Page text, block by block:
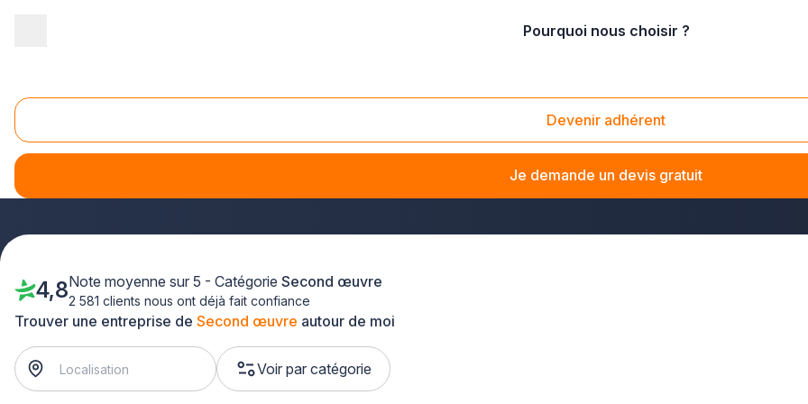
Pourquoi nous choisir ?
Devenir adhérent
Je demande un devis gratuit
Second oeuvre Manche (50)
Vous recherchez des professionnels qualifiés pour vostravaux de second œuvre dans la Manche? La solution Plus
œuvre de confiance près de chez vous.Que vous rénoviez votre maison ou aménagez un nouvel espace, notre
département pour transformer vos projets en réalité.
Trouver une entreprise de Second œuvre autour de moi
Voir par catégorie
4,8Note moyenne sur 5 - Catégorie Second œuvre
2 581 clients nous ont déjà fait confiance